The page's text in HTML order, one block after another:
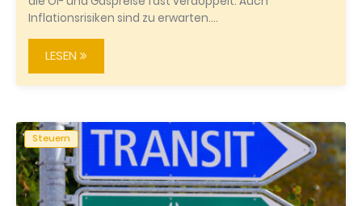
Inflationsrisiken sind zu erwarten.…
LESEN
Steuern